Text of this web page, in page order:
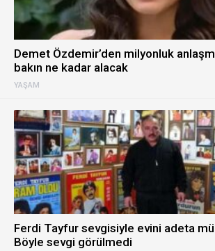
YAŞAM
Demet Özdemir’den milyonluk
bakın ne kadar alacak
Ferdi Tayfur sevgisiyle evini adeta
Böyle sevgi görülmedi